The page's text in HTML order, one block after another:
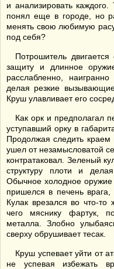
и анализировать
понял еще в городе, но
менять свою любимую
под себя?
Потрошитель
защиту и длинное
расслабленно,
делая резкие
Круш улавливает его
Как орк и предполагал
уступавший орку в
Продолжая следить
ушел от незамысловатой
контратаковал. Зеленый
структуру плоти и
Обычное холодное
пришелся в печень врага,
Кулак врезался во что-
чего мяснику фартук,
металла. Злобно
сверху обрушивает тесак.
Круш успевает уйти от
не успевая избежать